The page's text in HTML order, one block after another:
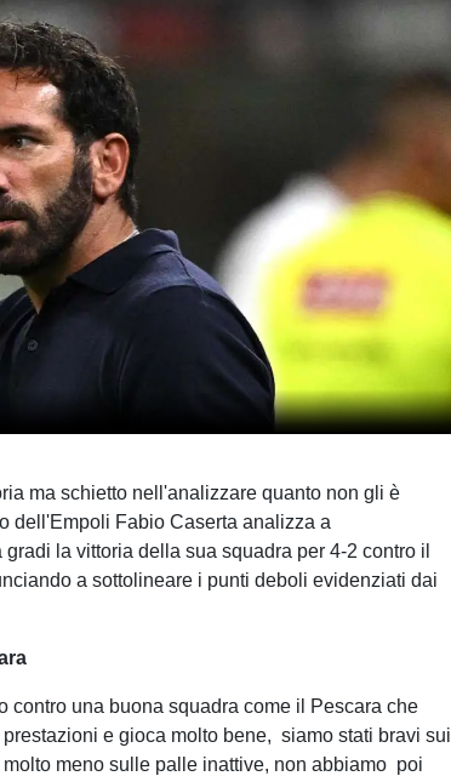
ma schietto nell'analizzare quanto non gli è
dell'Empoli Fabio Caserta analizza a
la vittoria della sua squadra per 4-2 contro il
a sottolineare i punti deboli evidenziati dai
contro una buona squadra come il Pescara che
e gioca molto bene, siamo stati bravi sui
meno sulle palle inattive, non abbiamo poi